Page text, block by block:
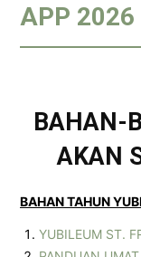
APP 2026
BAHAN-
AKAN
BAHAN TAHUN
YUBILEUM ST.